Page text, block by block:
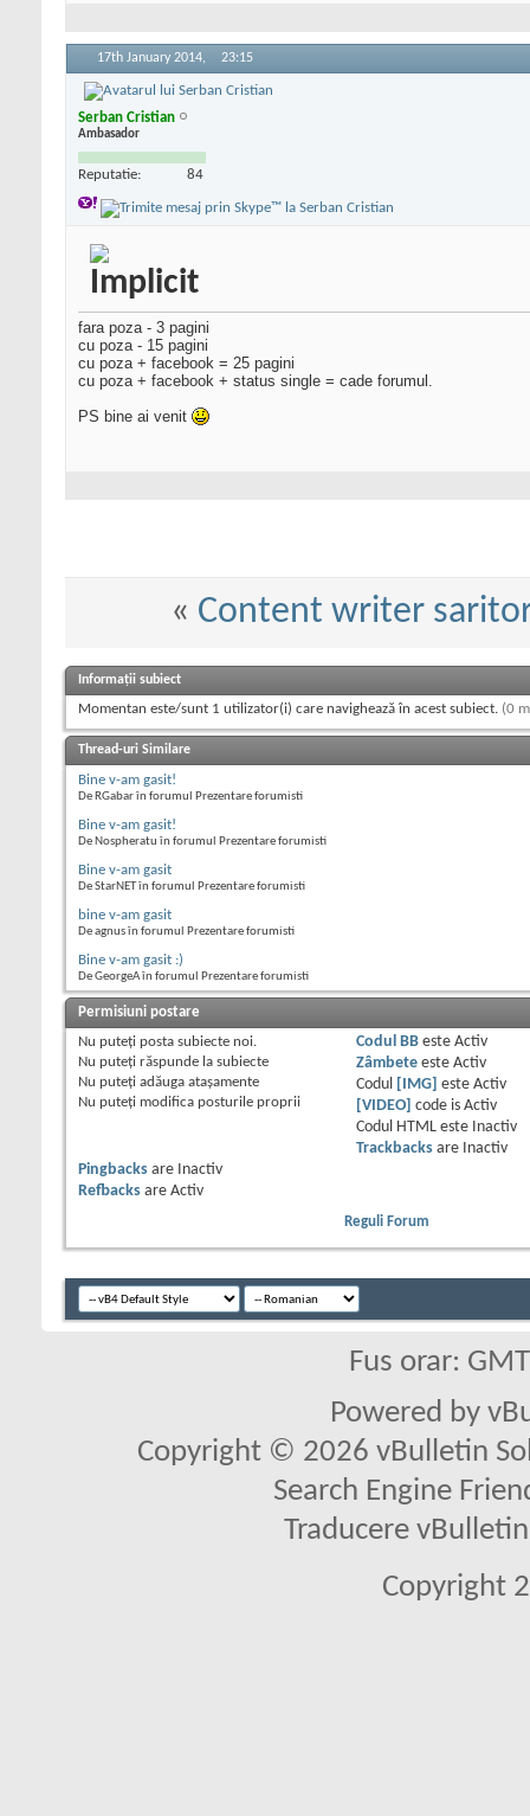
17th January 2014, 23:15
Serban Cristian
Ambasador
Reputatie: 84
fara poza - 3 pagini
cu poza - 15 pagini
cu poza + facebook = 25 pagini
cu poza + facebook + status single = cade forumul.
PS bine ai venit
« Content writer
Informații subiect
Momentan este/sunt 1 utilizator(i) care navighează în acest subiect. (0
Thread-uri Similare
Bine v-am gasit!
De RGabar în forumul Prezentare forumisti
Bine v-am gasit!
De Nospheratu în forumul Prezentare forumisti
Bine v-am gasit
De StarNET în forumul Prezentare forumisti
bine v-am gasit
De agnus în forumul Prezentare forumisti
Bine v-am gasit :)
De GeorgeA în forumul Prezentare forumisti
Permisiuni postare
Nu puteţi posta subiecte noi.
Nu puteţi răspunde la subiecte
Nu puteţi adăuga ataşamente
Nu puteţi modifica posturile proprii
Codul BBeste Activ
Zâmbeteeste Activ
Codul
[IMG] este Activ
[VIDEO] code is Activ
Codul HTML este
Inactiv
Trackbacksare
Inactiv
Pingbacks are
Inactiv
Refbacks are Activ
Reguli Forum
Fus orar:
Powered by
Copyright © 2026 vBulletin
Search Engine
Traducere
Copyright